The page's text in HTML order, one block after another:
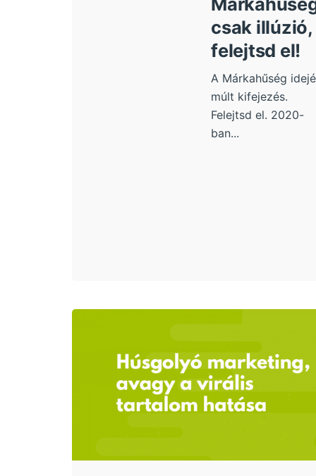
csak illúzió,
felejtsd el!
A Márkahűség
múlt kifejezés.
Felejtsd el. 2020-
ban...